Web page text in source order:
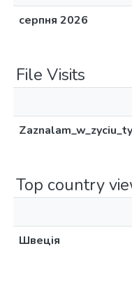
серпня 2026
File Visits
Top country
Швеція